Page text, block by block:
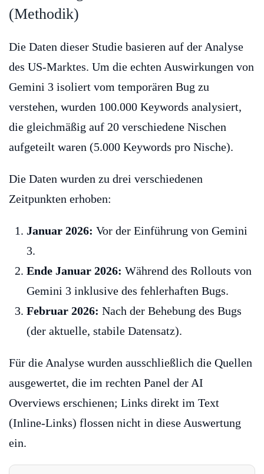
(Methodik)
Die Daten dieser Studie basieren auf der Analyse
des US-Marktes. Um die echten Auswirkungen von
Gemini 3 isoliert vom temporären Bug zu
verstehen, wurden 100.000 Keywords analysiert,
die gleichmäßig auf 20 verschiedene Nischen
aufgeteilt waren (5.000 Keywords pro Nische).
Die Daten wurden zu drei verschiedenen
Zeitpunkten erhoben:
Januar 2026: Vor der Einführung von Gemini
3.
Ende Januar 2026: Während des Rollouts von
Gemini 3 inklusive des fehlerhaften Bugs.
Februar 2026: Nach der Behebung des Bugs
(der aktuelle, stabile Datensatz).
Für die Analyse wurden ausschließlich die Quellen
ausgewertet, die im rechten Panel der AI
Overviews erschienen; Links direkt im Text
(Inline-Links) flossen nicht in diese Auswertung
ein.